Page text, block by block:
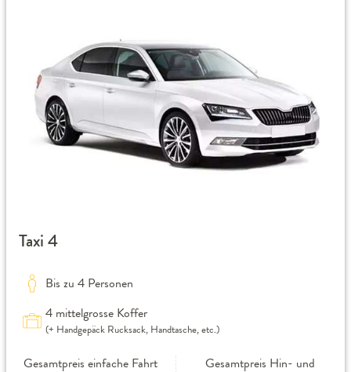
Taxi 4
Bis zu 4 Personen
4 mittelgrosse Koffer
(+ Handgepäck Rucksack, Handtasche, etc.)
Gesamtpreis einfache Fahrt
Gesamtpreis Hin- und